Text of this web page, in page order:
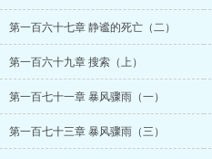
第一百六十七章 静谧的死亡（二）
第一百六十九章 搜索（上）
第一百七十一章 暴风骤雨（一）
第一百七十三章 暴风骤雨（三）